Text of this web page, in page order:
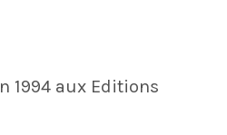
1994 aux Editions